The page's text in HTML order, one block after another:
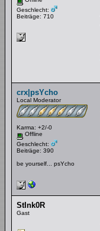
Geschlecht:
Beiträge: 710
crx|psYcho
Local Moderator
Karma: +2/-0
Offline
Geschlecht:
Beiträge: 390
be yourself... psYcho
StInk0R
Gast